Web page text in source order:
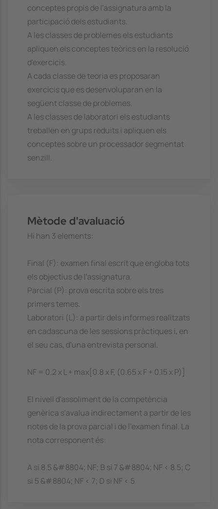
conceptes propis de l'assignatura amb la
participació dels estudiants.
A les classes de problemes els estudiants
apliquen els conceptes teòrics en la resolució
d'exercicis.
A cada classe de teoria es proposaran
exercicis que es desenvoluparan en la
següent classe de problemes.
A les classes de laboratori els estudiants
treballen en grups reduits i apliquen els
conceptes sobre un processador segmentat
senzill.
Mètode d'avaluació
Hi han 3 elements:
Final (F): examen final escrit que engloba tots
els objectius de l'assignatura.
Parcial (P): prova escrita sobre els tres
primers temes.
Laboratori (L): a partir dels informes realitzats
en cadascuna de les sessions pràctiques i, en
el seu cas, d'una entrevista personal.
NF = 0.2 x L + max[0.8 x F, (0.65 x F + 0.15 x P)]
El nivell d'assoliment de la competència
genèrica s'avalua indirectament a partir de les
notes de la prova parcial i de l'examen final. La
nota corresponent és:
A si 8.5 &#8804; NF; B si 7 &#8804; NF < 8.5; C
si 5 &#8804; NF < 7; D si NF < 5